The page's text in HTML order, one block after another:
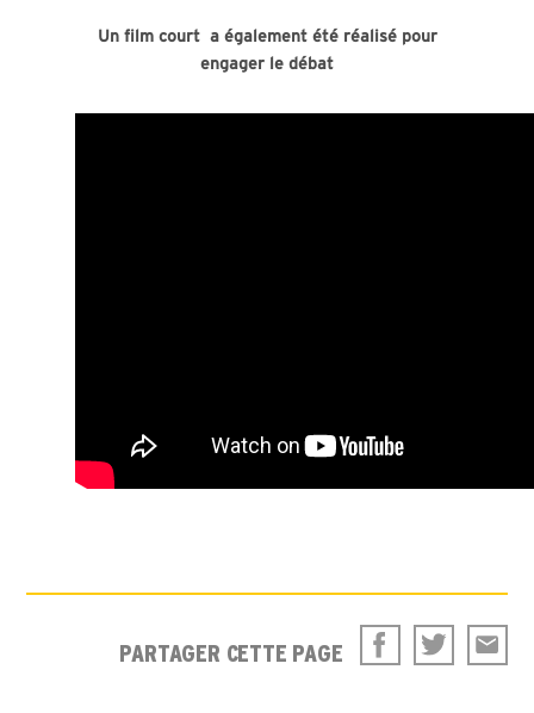
Un film court a également été réalisé pour
engager le débat
PARTAGER CETTE PAGE